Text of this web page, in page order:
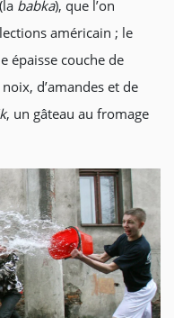
babka), que l’on
américain ; le
épaisse couche de
d’amandes et de
, un gâteau au fromage